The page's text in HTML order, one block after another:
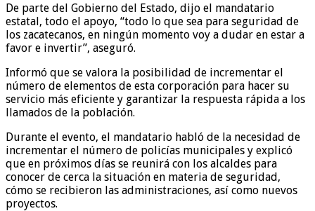
De parte del Gobierno del Estado, dijo el mandatario
estatal, todo el apoyo, “todo lo que sea para seguridad de
los zacatecanos, en ningún momento voy a dudar en estar a
favor e invertir”, aseguró.
Informó que se valora la posibilidad de incrementar el
número de elementos de esta corporación para hacer su
servicio más eficiente y garantizar la respuesta rápida a los
llamados de la población.
Durante el evento, el mandatario habló de la necesidad de
incrementar el número de policías municipales y explicó
que en próximos días se reunirá con los alcaldes para
conocer de cerca la situación en materia de seguridad,
cómo se recibieron las administraciones, así como nuevos
proyectos.